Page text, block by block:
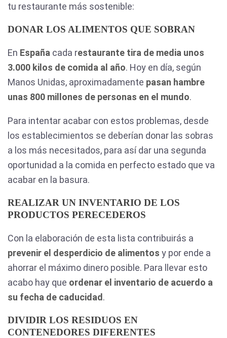
tu restaurante más sostenible:
DONAR LOS ALIMENTOS QUE SOBRAN
En España cada restaurante tira de media unos
3.000 kilos de comida al año. Hoy en día, según
Manos Unidas, aproximadamente pasan hambre
unas 800 millones de personas en el mundo.
Para intentar acabar con estos problemas, desde
los establecimientos se deberían donar las sobras
a los más necesitados, para así dar una segunda
oportunidad a la comida en perfecto estado que va
acabar en la basura.
REALIZAR UN INVENTARIO DE LOS
PRODUCTOS PERECEDEROS
Con la elaboración de esta lista contribuirás a
prevenir el desperdicio de alimentos y por ende a
ahorrar el máximo dinero posible. Para llevar esto
acabo hay que ordenar el inventario de acuerdo a
su fecha de caducidad.
DIVIDIR LOS RESIDUOS EN
CONTENEDORES DIFERENTES